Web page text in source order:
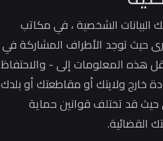
البيانات الشخصية ، في مكاتب
حيث توجد الأطراف المشاركة في
هذه المعلومات إلى - والاحتفاظ
خارج ولايتك أو مقاطعتك أو بلدك
قد تختلف قوانين حماية
القضائية.